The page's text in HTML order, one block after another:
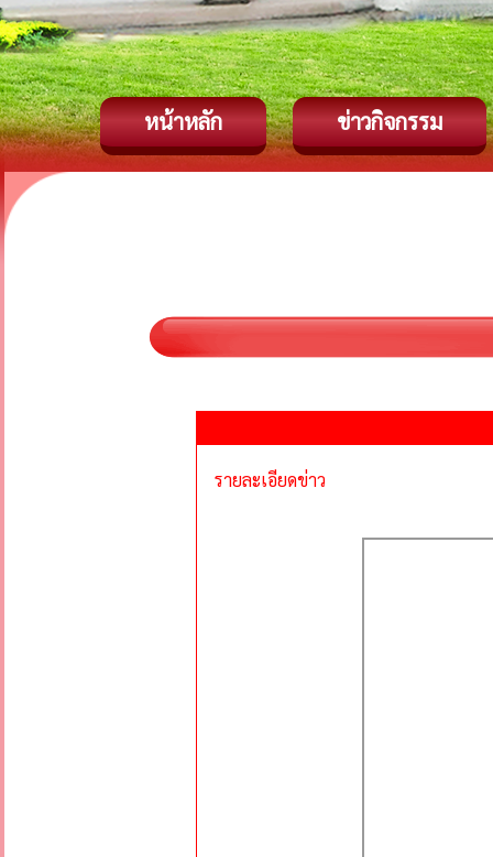
หน้าหลัก ข่าวกิจกรรม
รายละเอียดข่าว